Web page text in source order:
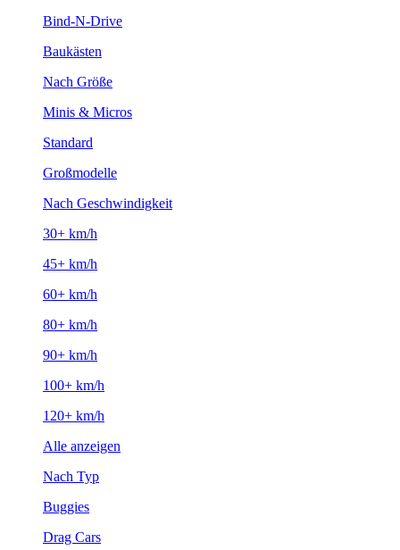
Bind-N-Drive
Baukästen
Nach Größe
Minis & Micros
Standard
Großmodelle
Nach Geschwindigkeit
30+ km/h
45+ km/h
60+ km/h
80+ km/h
90+ km/h
100+ km/h
120+ km/h
Alle anzeigen
Nach Typ
Buggies
Drag Cars